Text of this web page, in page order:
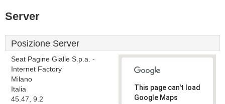
Server
Posizione Server
Seat Pagine Gialle S.p.a. -
Internet Factory
Milano
Italia
45.47, 9.2
This page can't load
Google Maps